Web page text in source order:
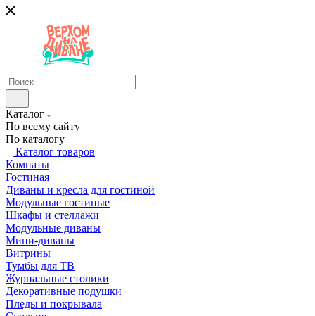
Каталог
По всему сайту
По каталогу
Каталог товаров
Комнаты
Гостиная
Диваны и кресла для гостиной
Модульные гостиные
Шкафы и стеллажи
Модульные диваны
Мини-диваны
Витрины
Тумбы для ТВ
Журнальные столики
Декоративные подушки
Пледы и покрывала